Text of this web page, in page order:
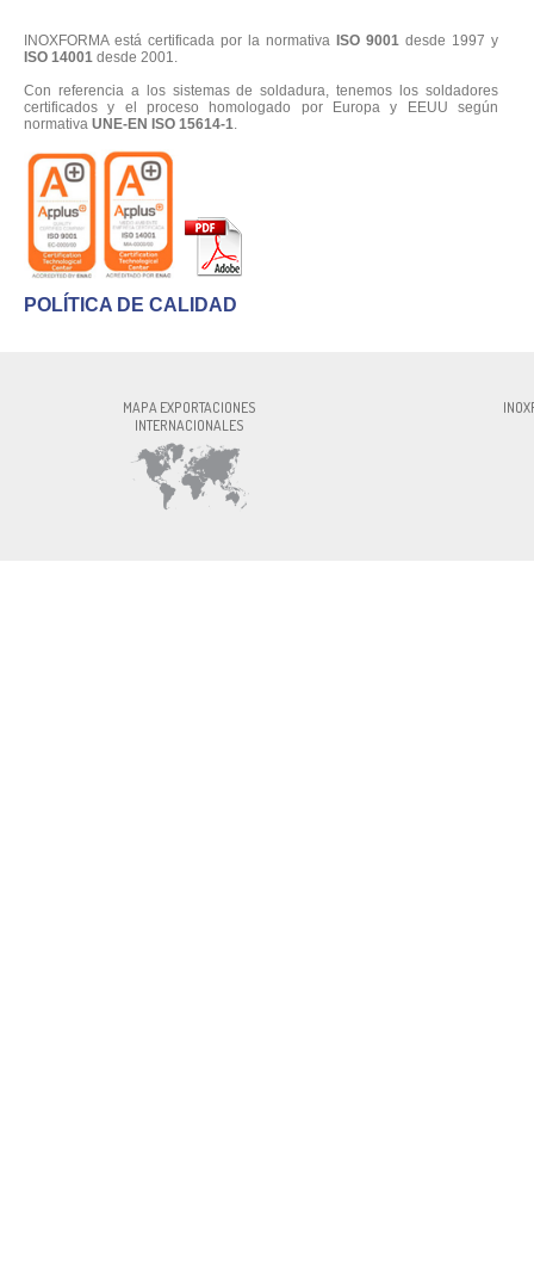
INOXFORMA está certificada por la normativa ISO 9001 desde 1997 y
ISO 14001 desde 2001.
Con referencia a los sistemas de soldadura, tenemos los soldadores
certificados y el proceso homologado por Europa y EEUU según
normativa UNE-EN ISO 15614-1.
POLÍTICA DE CALIDAD
MAPA EXPORTACIONES
INTERNACIONALES